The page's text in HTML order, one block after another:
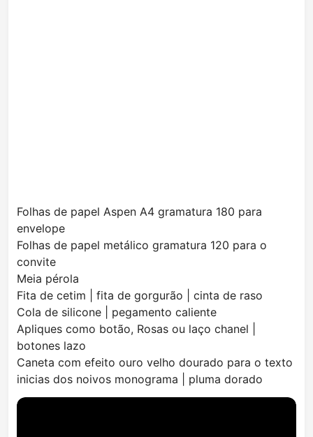
Folhas de papel Aspen A4 gramatura 180 para
envelope
Folhas de papel metálico gramatura 120 para o
convite
Meia pérola
Fita de cetim | fita de gorgurão | cinta de raso
Cola de silicone | pegamento caliente
Apliques como botão, Rosas ou laço chanel |
botones lazo
Caneta com efeito ouro velho dourado para o texto
inicias dos noivos monograma | pluma dorado